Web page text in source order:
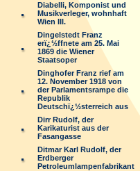
Diabelli, Komponist und
Musikverleger, wohnhaft
Wien III.
Dingelstedt Franz
erï¿½ffnete am 25. Mai
1869 die Wiener
Staatsoper
Dinghofer Franz rief am
12. November 1918 von
der Parlamentsrampe die
Republik
Deutschï¿½sterreich aus
Dirr Rudolf, der
Karikaturist aus der
Fasangasse
Ditmar Karl Rudolf, der
Erdberger
Petroleumlampenfabrikant